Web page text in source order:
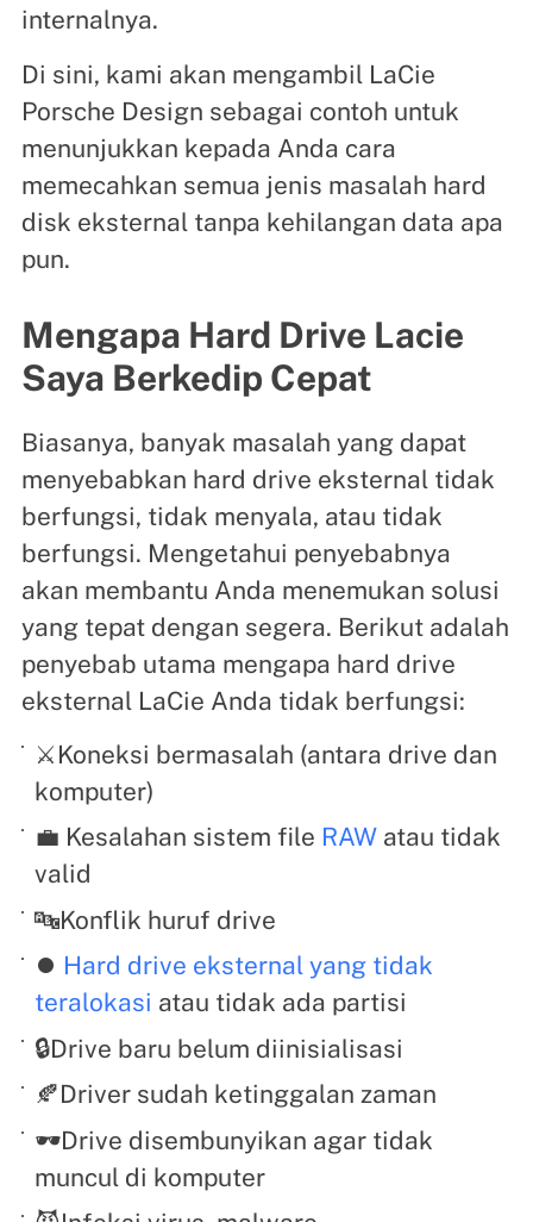
internalnya.
Di sini, kami akan mengambil LaCie
Porsche Design sebagai contoh untuk
menunjukkan kepada Anda cara
memecahkan semua jenis masalah hard
disk eksternal tanpa kehilangan data apa
pun.
Mengapa Hard Drive Lacie
Saya Berkedip Cepat
Biasanya, banyak masalah yang dapat
menyebabkan hard drive eksternal tidak
berfungsi, tidak menyala, atau tidak
berfungsi. Mengetahui penyebabnya
akan membantu Anda menemukan solusi
yang tepat dengan segera. Berikut adalah
penyebab utama mengapa hard drive
eksternal LaCie Anda tidak berfungsi:
⚔️Koneksi bermasalah (antara drive dan
komputer)
💼 Kesalahan sistem file RAW atau tidak
valid
🔤Konflik huruf drive
⏺️ Hard drive eksternal yang tidak
teralokasi atau tidak ada partisi
🔒Drive baru belum diinisialisasi
🍂Driver sudah ketinggalan zaman
🕶️Drive disembunyikan agar tidak
muncul di komputer